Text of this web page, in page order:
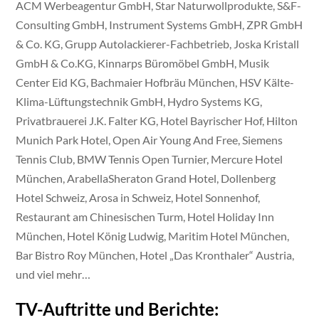
ACM Werbeagentur GmbH, Star Naturwollprodukte, S&F-
Consulting GmbH, Instrument Systems GmbH, ZPR GmbH
& Co. KG, Grupp Autolackierer-Fachbetrieb, Joska Kristall
GmbH & Co.KG, Kinnarps Büromöbel GmbH, Musik
Center Eid KG, Bachmaier Hofbräu München, HSV Kälte-
Klima-Lüftungstechnik GmbH, Hydro Systems KG,
Privatbrauerei J.K. Falter KG, Hotel Bayrischer Hof, Hilton
Munich Park Hotel, Open Air Young And Free, Siemens
Tennis Club, BMW Tennis Open Turnier, Mercure Hotel
München, ArabellaSheraton Grand Hotel, Dollenberg
Hotel Schweiz, Arosa in Schweiz, Hotel Sonnenhof,
Restaurant am Chinesischen Turm, Hotel Holiday Inn
München, Hotel König Ludwig, Maritim Hotel München,
Bar Bistro Roy München, Hotel „Das Kronthaler“ Austria,
und viel mehr…
TV-Auftritte und Berichte: